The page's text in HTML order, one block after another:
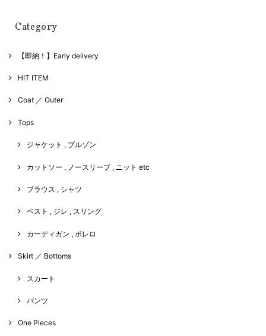
Category
【即納！】Early delivery
HIT ITEM
Coat ／ Outer
Tops
ジャケット , ブルゾン
カットソー , ノースリーブ , ニット etc
ブラウス , シャツ
ベスト , ジレ , スリング
カーディガン , ボレロ
Skirt ／ Bottoms
スカート
パンツ
One Pieces